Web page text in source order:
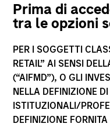
Prima di
tra le opzioni
PER I SOGGETTI
RETAIL” AI SENSI
(“AIFMD”), O GLI
NELLA DEFINIZIONE
ISTITUZIONALI/
DEFINIZIONE
ampio
partner